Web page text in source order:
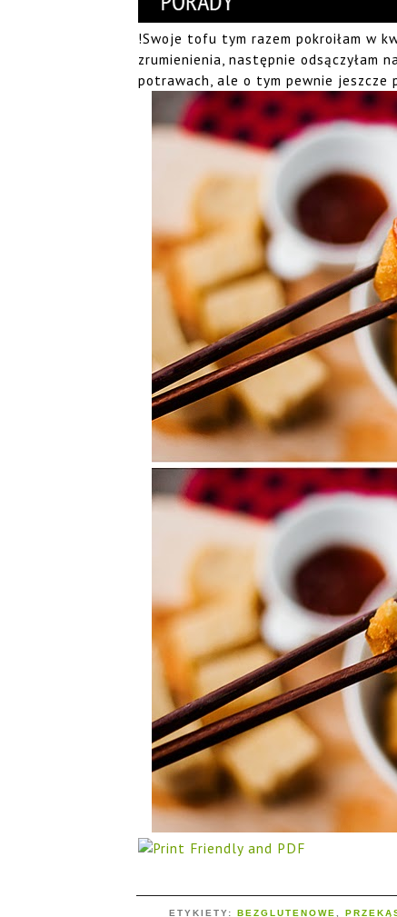
!Swoje tofu tym razem pokroiłam w
zrumienienia, następnie odsączyłam
potrawach, ale o tym pewnie jeszcze
ETYKIETY: BEZGLUTENOWE